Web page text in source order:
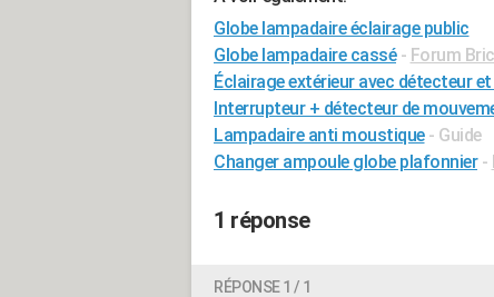
Globe lampadaire éclairage public
Globe lampadaire cassé - Forum
Éclairage extérieur avec détecteur
Interrupteur + détecteur de
Lampadaire anti moustique - Guide
Changer ampoule globe plafonnier -
1 réponse
RÉPONSE 1 / 1